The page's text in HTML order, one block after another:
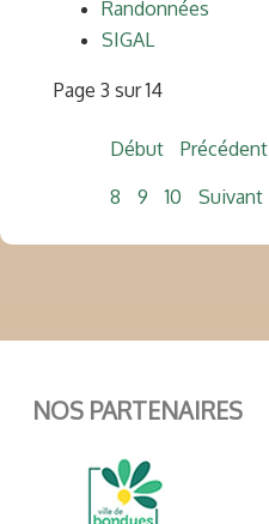
Randonnées
SIGAL
Page 3 sur 14
Début Précédent
8
9 10 Suivant
NOS PARTENAIRES